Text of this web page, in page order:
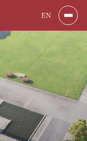
EN